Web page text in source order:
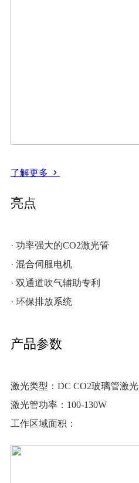
了解更多
亮点
· 功率强大的CO2激光管
· 混合伺服电机
· 双通道吹气辅助专利
· 环保排放系统
产品参数
激光类型： DC CO2玻璃管激光
激光管功率： 100-130W
工作区域面积：